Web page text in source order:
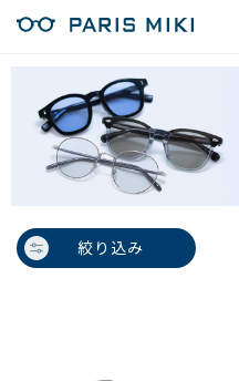
絞り込み